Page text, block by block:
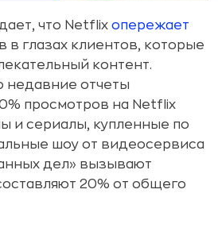
что Netflix опережает
в глазах клиентов, которые
контент.
недавние отчеты
просмотров на Netflix
и сериалы, купленные по
шоу от видеосервиса
дел» вызывают
20% от общего